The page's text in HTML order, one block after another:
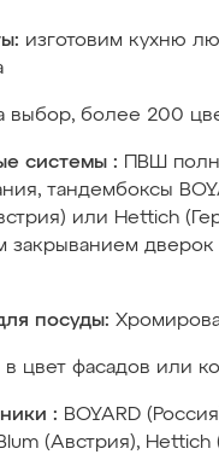
изготовим кухню
выбор, более 200
системы :
ПВШ
тандембоксы
или Hettich
закрыванием дверок
посуды:
в цвет фасадов или
: BOYARD
(Австрия), Hettich